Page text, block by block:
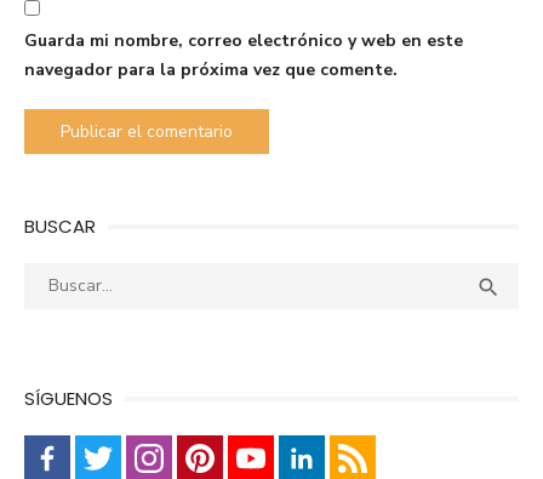
Guarda mi nombre, correo electrónico y web en este
navegador para la próxima vez que comente.
BUSCAR
Buscar: 
SÍGUENOS